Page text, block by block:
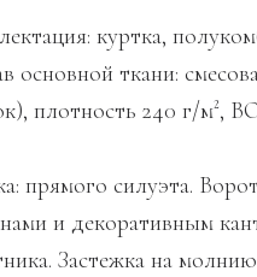
куртка,
основной ткани:
плотность 240 г/м²,
прямого силуэта.
и декоративным
Застежка на